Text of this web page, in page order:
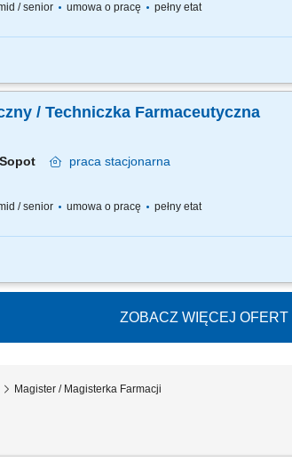
/ senior umowa o pracę pełny etat
pracy – z jednej strony pracujesz w dużym
/ Techniczka Farmaceutyczna
Sopot praca stacjonarna
/ senior umowa o pracę pełny etat
pracy – z jednej strony pracujesz w dużym
ZOBACZ WIĘCEJ OFERT
Magister / Magisterka Farmacji